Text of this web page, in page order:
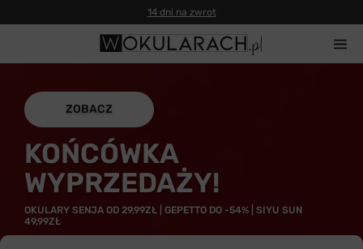
ZOBACZ
KOŃCÓWKA
WYPRZEDAŻY!
OKULARY SENJA OD 29,99ZŁ | GEPETTO DO -54% | SIYU SUN
49,99ZŁ